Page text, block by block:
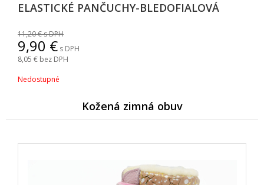
ELASTICKÉ PANČUCHY-BLEDOFIALOVÁ
11,20s DPH
9,90
s DPH
8,05 bez DPH
Nedostupné
Kožená zimná obuv